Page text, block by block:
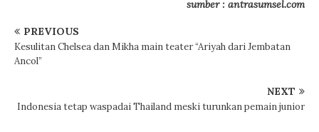
sumber : antrasumsel.com
PREVIOUS
Kesulitan Chelsea dan Mikha main teater “Ariyah dari Jembatan
Ancol”
NEXT
Indonesia tetap waspadai Thailand meski turunkan pemain junior